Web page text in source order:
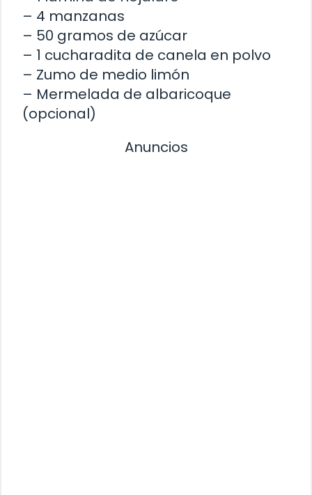
– 4 manzanas
– 50 gramos de azúcar
– 1 cucharadita de canela en polvo
– Zumo de medio limón
– Mermelada de albaricoque
(opcional)
Anuncios